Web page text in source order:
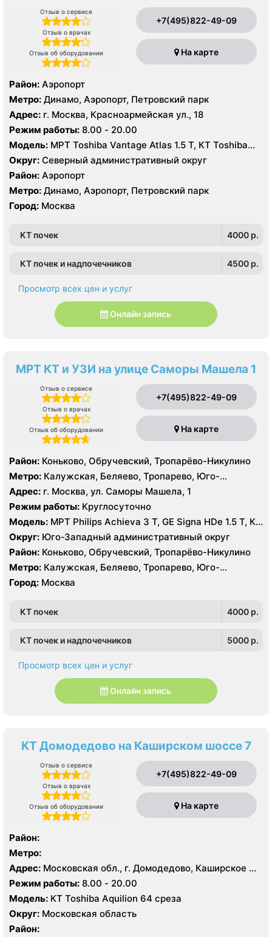
Отзыв о сервисе
Отзыв о врачах
Отзыв об оборудовании
+7(495)822-49-09
На карте
Район: Аэропорт
Метро: Динамо, Аэропорт, Петровский парк
Адрес: г. Москва, Красноармейская ул., 18
Режим работы: 8.00 - 20.00
Модель: МРТ Toshiba Vantage Atlas 1.5 Т, КТ Toshiba
Aquilion 64 среза, УЗИ
Округ: Северный административный округ
Район: Аэропорт
Метро: Динамо, Аэропорт, Петровский парк
Город: Москва
КТ почек 4000 p.
КТ почек и надпочечников 4500 p.
Просмотр всех цен и услуг
Онлайн запись
МРТ КТ и УЗИ на улице Саморы Машела 1
Отзыв о сервисе
Отзыв о врачах
Отзыв об оборудовании
+7(495)822-49-09
На карте
Район: Коньково, Обручевский, Тропарёво-Никулино
Метро: Калужская, Беляево, Тропарево, Юго-
Западная
Адрес: г. Москва, ул. Саморы Машела, 1
Режим работы: Круглосуточно
Модель: МРТ Philips Achieva 3 T, GE Signa HDe 1.5 T, КТ
Philips Ingenuity Elite 128 срезов, GE LightSpeed 64
среза УЗИ Toshiba Aplio XG, Philips iU22, Acuson
Antares
Округ: Юго-Западный административный округ
Район: Коньково, Обручевский, Тропарёво-Никулино
Метро: Калужская, Беляево, Тропарево, Юго-
Западная
Город: Москва
КТ почек 4000 p.
КТ почек и надпочечников 5000 p.
Просмотр всех цен и услуг
Онлайн запись
КТ Домодедово на Каширском шоссе 7
Отзыв о сервисе
Отзыв о врачах
Отзыв об оборудовании
+7(495)822-49-09
На карте
Район:
Метро:
Адрес: Московская обл., г. Домодедово, Каширское ш.,
7
Режим работы: 8.00 - 20.00
Модель: КТ Toshiba Aquilion 64 среза
Округ: Московская область
Район: